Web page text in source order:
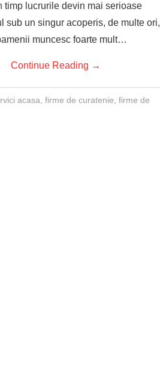
timp lucrurile devin mai serioase
sub un singur acoperis, de multe ori,
muncesc foarte mult…
Continue Reading →
acasa firme de curatenie firme de